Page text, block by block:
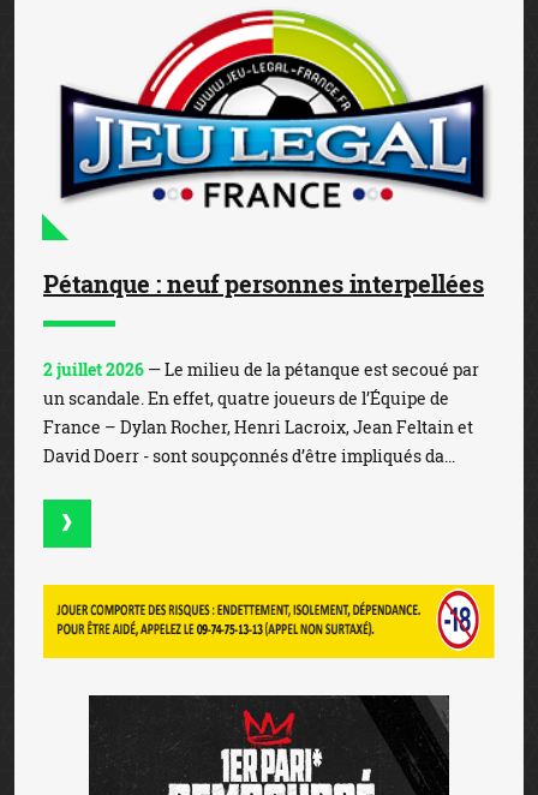
Pétanque : neuf personnes interpellées
2 juillet 2026 — Le milieu de la pétanque est secoué par
un scandale. En effet, quatre joueurs de l’Équipe de
France – Dylan Rocher, Henri Lacroix, Jean Feltain et
David Doerr - sont soupçonnés d’être impliqués da...